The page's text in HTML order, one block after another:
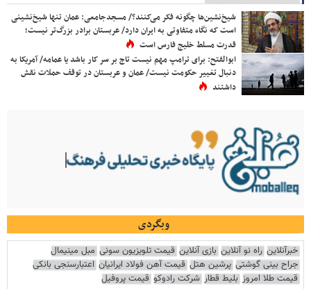
شیخ‌نشین‌ها چگونه فکر می‌کنند؟/ مسجدجامعی: عمان تنها شیخ‌نشینی
است که نگاه متفاوتی به ایران دارد/ عربستان برادر بزرگ‌تر نیست؛
قدرت مسلط خلیج فارس است
ابوالفتح: برای ترامپ مهم نیست تاج بر سر کار باشد یا عمامه/ آمریکا به
دنبال تغییر حکومت نیست/ عمان و عربستان در توقف حملات نقش
داشتند
وبگردی
خبرآنلاین راه نو آنلاین بازی آنلاین قیمت تلویزیون سونی مبل مینیمال
جراح بینی گوشتی پرشین هتل قیمت آهن فولاد ایرانیان اعتبارسنجی بانکی
قیمت طلا امروز بلیط قطار شرکت رادوکو قیمت پروفیل